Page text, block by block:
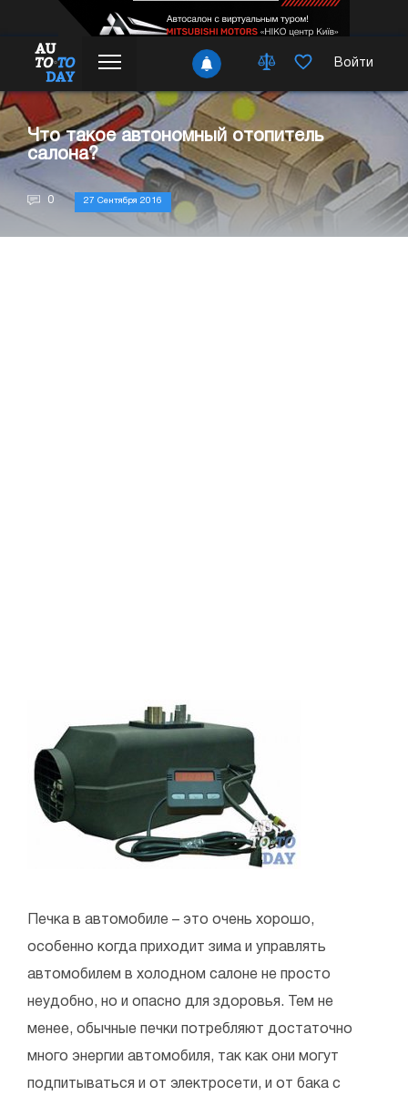
Войти
Что такое автономный отопитель
салона?
0 27 Сентября 2016
Печка в автомобиле – это очень хорошо,
особенно когда приходит зима и управлять
автомобилем в холодном салоне не просто
неудобно, но и опасно для здоровья. Тем не
менее, обычные печки потребляют достаточно
много энергии автомобиля, так как они могут
подпитываться и от электросети, и от бака с